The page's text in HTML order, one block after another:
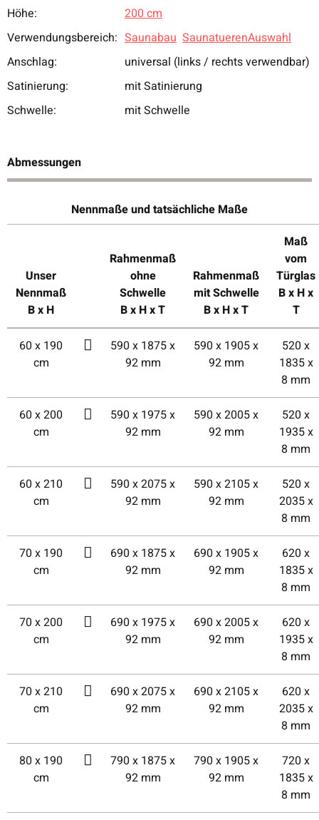
Höhe:
200 cm
Verwendungsbereich: Saunabau SaunatuerenAuswahl
Anschlag:
universal (links / rechts verwendbar)
Satinierung:
mit Satinierung
Schwelle:
mit Schwelle
Abmessungen
Nennmaße und tatsächliche Maße
Unser
Nennmaß
B x H
Rahmenmaß
ohne
Schwelle
B x H x T
Rahmenmaß
mit Schwelle
B x H x T
Maß
vom
Türglas
B x H x
T
60 x 190
cm
590 x 1875 x
92 mm
590 x 1905 x
92 mm
520 x
1835 x
8 mm
60 x 200
cm
590 x 1975 x
92 mm
590 x 2005 x
92 mm
520 x
1935 x
8 mm
60 x 210
cm
590 x 2075 x
92 mm
590 x 2105 x
92 mm
520 x
2035 x
8 mm
70 x 190
cm
690 x 1875 x
92 mm
690 x 1905 x
92 mm
620 x
1835 x
8 mm
70 x 200
cm
690 x 1975 x
92 mm
690 x 2005 x
92 mm
620 x
1935 x
8 mm
70 x 210
cm
690 x 2075 x
92 mm
690 x 2105 x
92 mm
620 x
2035 x
8 mm
80 x 190
cm
790 x 1875 x
92 mm
790 x 1905 x
92 mm
720 x
1835 x
8 mm